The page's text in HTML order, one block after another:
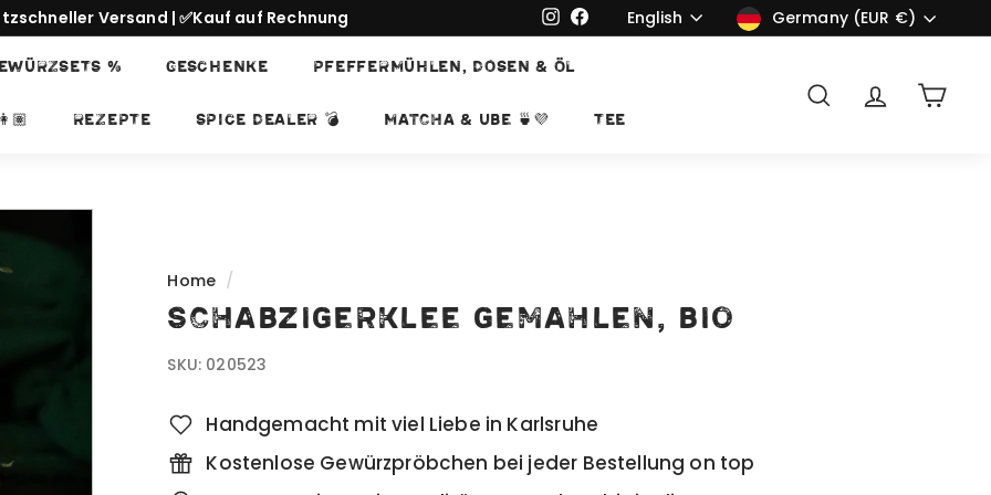
slideshow
Versand | ✅Kauf auf Rechnung Instagram
Facebook
Language
English CurrencyGermany (EUR €)
% GESCHENKE PFEFFERMÜHLEN, DOSEN & ÖL
REZEPTE SPICE DEALER 💣 Matcha & Ube 🍵💜 TEE
SearchAccountCart
Home /
Schabzigerklee gemahlen, bio
SKU: 020523
Handgemacht mit viel Liebe in Karlsruhe
Kostenlose Gewürzpröbchen bei jeder Bestellung on top